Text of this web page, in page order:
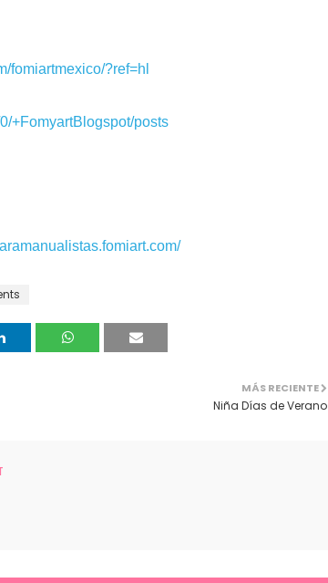
fomiartmexico/?ref=hl
+FomyartBlogspot/posts
fomiart.com/
MÁS RECIENTE
Niña Días de Verano